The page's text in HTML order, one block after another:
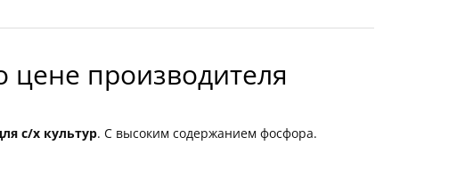
цене производителя
с/х культур. С высоким содержанием фосфора.